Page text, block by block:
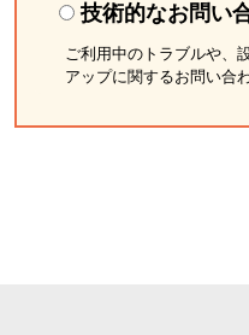
技術的なお問い
ご利用中のトラブルや、
アップに関するお問い合